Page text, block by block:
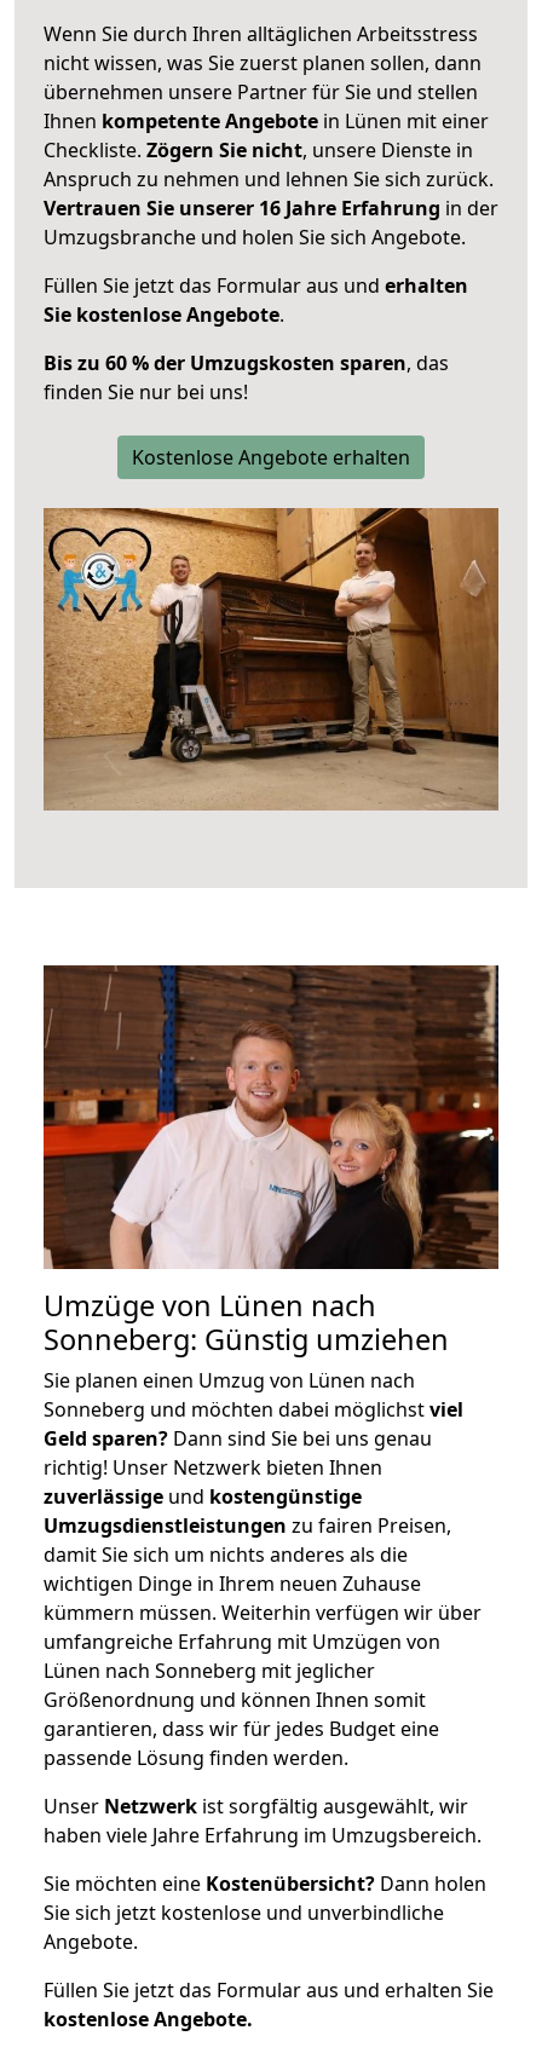
Wenn Sie durch Ihren alltäglichen Arbeitsstress
nicht wissen, was Sie zuerst planen sollen, dann
übernehmen unsere Partner für Sie und stellen
Ihnen kompetente Angebote in Lünen mit einer
Checkliste. Zögern Sie nicht, unsere Dienste in
Anspruch zu nehmen und lehnen Sie sich zurück.
Vertrauen Sie unserer 16 Jahre Erfahrung in der
Umzugsbranche und holen Sie sich Angebote.
Füllen Sie jetzt das Formular aus und erhalten
Sie kostenlose Angebote.
Bis zu 60 % der Umzugskosten sparen, das
finden Sie nur bei uns!
Kostenlose Angebote erhalten
Umzüge von Lünen nach
Sonneberg: Günstig umziehen
Sie planen einen Umzug von Lünen nach
Sonneberg und möchten dabei möglichstviel
Geld sparen? Dann sind Sie bei uns genau
richtig! Unser Netzwerk bieten Ihnen
zuverlässige und kostengünstige
Umzugsdienstleistungen zu fairen Preisen,
damit Sie sich um nichts anderes als die
wichtigen Dinge in Ihrem neuen Zuhause
kümmern müssen. Weiterhin verfügen wir über
umfangreiche Erfahrung mit Umzügen von
Lünen nach Sonneberg mit jeglicher
Größenordnung und können Ihnen somit
garantieren, dass wir für jedes Budget eine
passende Lösung finden werden.
Unser Netzwerk ist sorgfältig ausgewählt, wir
haben viele Jahre Erfahrung im Umzugsbereich.
Sie möchten eine Kostenübersicht? Dann holen
Sie sich jetzt kostenlose und unverbindliche
Angebote.
Füllen Sie jetzt das Formular aus und erhalten Sie
kostenloseAngebote.